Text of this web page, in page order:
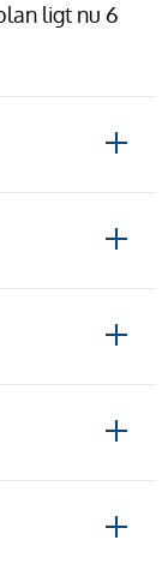
ligt nu 6